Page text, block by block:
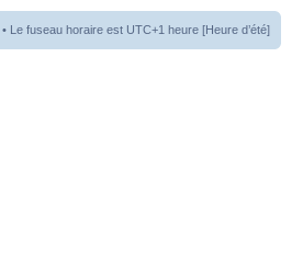
• Le fuseau horaire est UTC+1 heure [Heure d’été]